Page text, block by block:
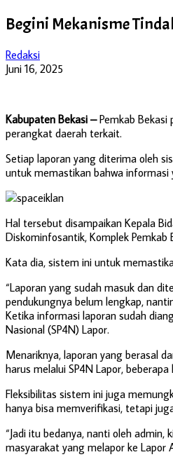
Begini Mekanisme
Redaksi
Juni 16, 2025
Kabupaten Bekasi –Pemkab Bekasi
perangkat daerah terkait.
Setiap laporan yang diterima oleh
untuk memastikan bahwa informasi
Hal tersebut disampaikan Kepala
Diskominfosantik, Komplek Pemkab
Kata dia, sistem ini untuk
“Laporan yang sudah masuk dan
pendukungnya belum lengkap,
Ketika informasi laporan sudah
Nasional (SP4N) Lapor.
Menariknya, laporan yang berasal
harus melalui SP4N Lapor,
Fleksibilitas sistem ini juga
hanya bisa memverifikasi, tetapi
“Jadi itu bedanya, nanti oleh
masyarakat yang melapor ke Lapor